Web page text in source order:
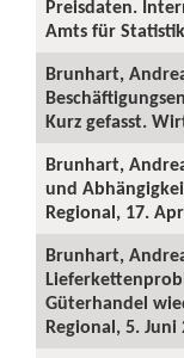
Preisdaten.
Amts für
Brunhart,
Kurz gefasst.
Brunhart,
und
Regional, 17.
Brunhart,
Güterhandel
Regional, 5. Juni